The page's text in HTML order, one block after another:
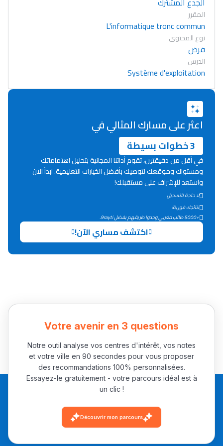
التعليم الثانوي التأهيلي
Collège au Maroc
Interviews/Vidéos
+ de 89 Interviews/Vidéos
المقرر
L'informatique tronc commun
نوع المحتوى
فرض
الدرس
Système d'exploitation
اعثر على مسارك المثالي في
3 خطوات بسيطة
في أقل من دقيقتين، تقوم أداتنا المجانية بتحليل اهتماماتك
ومستواك وموقعك لتوصيك بأفضل الخيارات التعليمية. ابدأ الآن
واستعد للإشراف على مستقبلك!
لا حاجة للتسجيل
نتائجك فورية!
+5000 طالب مغربي وجدوا طريقهم بفضل 9rayti.
اكتشف مساري الآن!
Votre avenir en 3 questions
Notre outil analyse vos centres d'intérêt, vos notes
et votre ville en 90 secondes pour vous proposer
des recommandations 100% personnalisées.
Essayez-le gratuitement - votre parcours idéal est à
un clic !
Découvrir mon parcours